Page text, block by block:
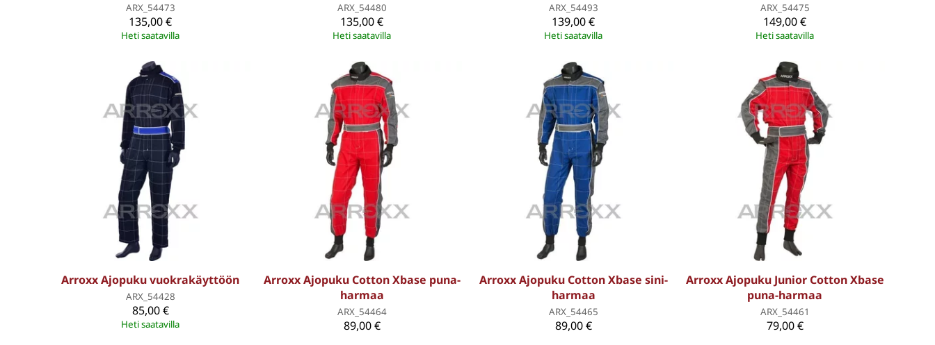
ARX_54473
135,00 €
Heti saatavilla
ARX_54480
135,00 €
Heti saatavilla
ARX_54493
139,00 €
Heti saatavilla
ARX_54475
149,00 €
Heti saatavilla
Arroxx Ajopuku vuokrakäyttöön
ARX_54428
85,00 €
Heti saatavilla
Arroxx Ajopuku Cotton Xbase puna-
harmaa
ARX_54464
89,00 €
Arroxx Ajopuku Cotton Xbase sini-
harmaa
ARX_54465
89,00 €
Arroxx Ajopuku Junior Cotton Xbase
puna-harmaa
ARX_54461
79,00 €